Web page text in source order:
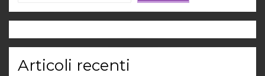
Articoli recenti